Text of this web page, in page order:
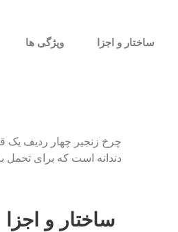
ساختار و اجزا ویژگی ها
چرخ زنجیر چهار ردیف یک
دندانه است که برای تحمل
ساختار و اجزا